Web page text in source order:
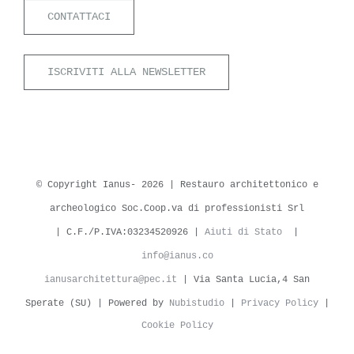
CONTATTACI
ISCRIVITI ALLA NEWSLETTER
© Copyright Ianus- 2026 | Restauro architettonico e
archeologico Soc.Coop.va di professionisti Srl
| C.F./P.IVA:03234520926 | Aiuti di Stato
info@ianus.co
ianusarchitettura@pec.it | Via Santa Lucia,4 San
Sperate (SU) | Powered by Nubistudio| Privacy Policy|
Cookie Policy